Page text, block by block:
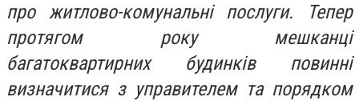
про житлово-комунальні послуги. Тепер
протягом року мешканці
багатоквартирних будинків повинні
визначитися з управителем та порядком